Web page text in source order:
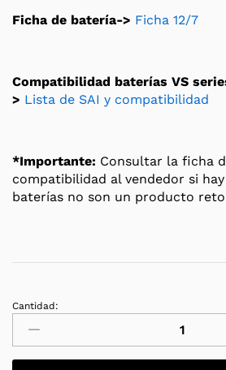
Ficha de batería-> Ficha 12/7
Compatibilidad baterías VS
> Lista de SAI y compatibilidad
*Importante: Consultar la ficha
compatibilidad al vendedor si
baterías no son un producto
Salicru
UBT
12/7
Cantidad: